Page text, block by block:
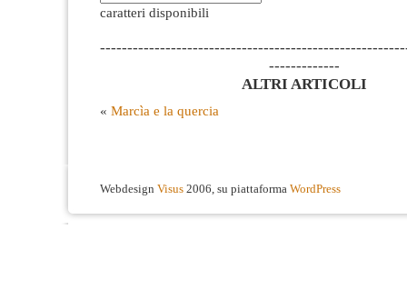
caratteri disponibili
-------------
ALTRI ARTICOLI
« Marcìa e la quercia
Webdesign Visus 2006, su piattaforma WordPress